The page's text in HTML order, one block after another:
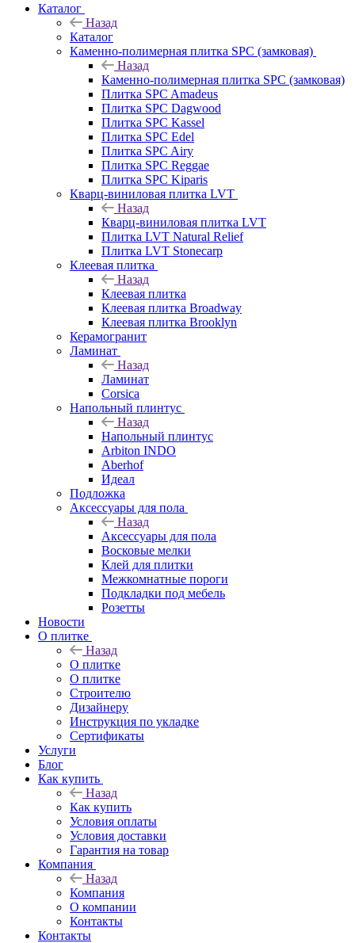
Каталог
Назад
Каталог
Каменно-полимерная плитка SPC (замковая)
Назад
Каменно-полимерная плитка SPC (замковая)
Плитка SPC Amadeus
Плитка SPC Dagwood
Плитка SPC Kassel
Плитка SPC Edel
Плитка SPC Airy
Плитка SPC Reggae
Плитка SPC Kiparis
Кварц-виниловая плитка LVT
Назад
Кварц-виниловая плитка LVT
Плитка LVT Natural Relief
Плитка LVT Stonecarp
Клеевая плитка
Назад
Клеевая плитка
Клеевая плитка Broadway
Клеевая плитка Brooklyn
Керамогранит
Ламинат
Назад
Ламинат
Corsica
Напольный плинтус
Назад
Напольный плинтус
Arbiton INDO
Aberhof
Идеал
Подложка
Аксессуары для пола
Назад
Аксессуары для пола
Восковые мелки
Клей для плитки
Межкомнатные пороги
Подкладки под мебель
Розетты
Новости
О плитке
Назад
О плитке
О плитке
Строителю
Дизайнеру
Инструкция по укладке
Сертификаты
Услуги
Блог
Как купить
Назад
Как купить
Условия оплаты
Условия доставки
Гарантия на товар
Компания
Назад
Компания
О компании
Контакты
Контакты